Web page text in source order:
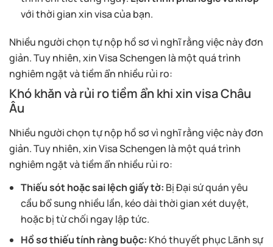
với thời gian xin visa của bạn.
Nhiều người chọn tự nộp hồ sơ vì nghĩ rằng việc này đơn
giản. Tuy nhiên, xin Visa Schengen là một quá trình
nghiêm ngặt và tiềm ẩn nhiều rủi ro:
Khó khăn và rủi ro tiềm ẩn khi xin visa Châu
Âu
Nhiều người chọn tự nộp hồ sơ vì nghĩ rằng việc này đơn
giản. Tuy nhiên, xin Visa Schengen là một quá trình
nghiêm ngặt và tiềm ẩn nhiều rủi ro:
Thiếu sót hoặc sai lệch giấy tờ: Bị Đại sứ quán yêu
cầu bổ sung nhiều lần, kéo dài thời gian xét duyệt,
hoặc bị từ chối ngay lập tức.
Hồ sơ thiếu tính ràng buộc: Khó thuyết phục Lãnh sự